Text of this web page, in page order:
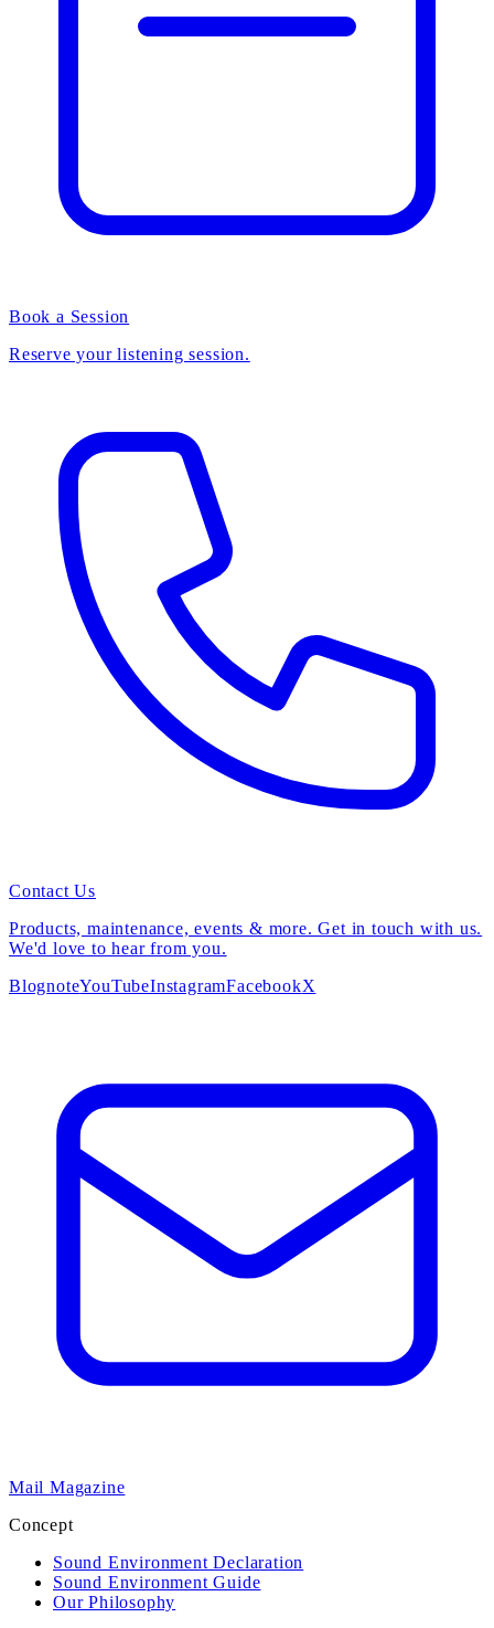
Book a Session
Reserve your listening session.
Contact Us
Products, maintenance, events & more. Get in touch with us.
We'd love to hear from you.
BlognoteYouTubeInstagramFacebookX
Mail Magazine
Concept
Sound Environment Declaration
Sound Environment Guide
Our Philosophy